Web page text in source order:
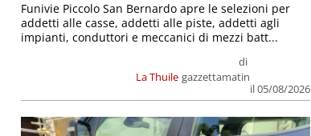
La Thuile
di
gazzettamatin
il 05/08/2026
Funivie Piccolo San Bernardo apre le selezioni per
addetti alle casse, addetti alle piste, addetti agli
impianti, conduttori e meccanici di mezzi batt...